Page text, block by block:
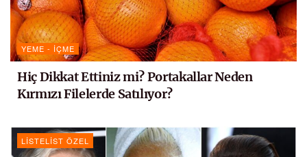
YEME - İÇME
Hiç Dikkat Ettiniz mi? Portakallar Neden
Kırmızı Filelerde Satılıyor?
LISTELIST ÖZEL